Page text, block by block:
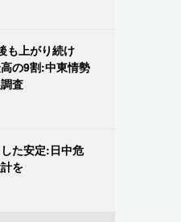
も上がり続け
の9割:中東情勢
査
た安定:日中危
を